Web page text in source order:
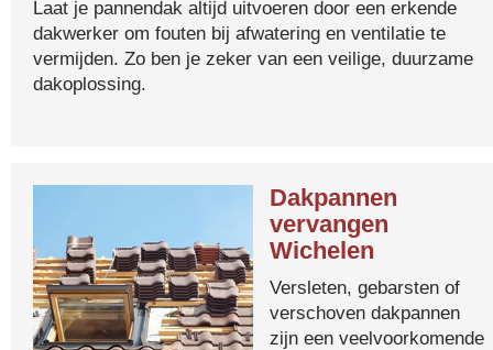
Laat je pannendak altijd uitvoeren door een erkende
dakwerker om fouten bij afwatering en ventilatie te
vermijden. Zo ben je zeker van een veilige, duurzame
dakoplossing.
Dakpannen
vervangen
Wichelen
Versleten, gebarsten of
verschoven dakpannen
zijn een veelvoorkomende